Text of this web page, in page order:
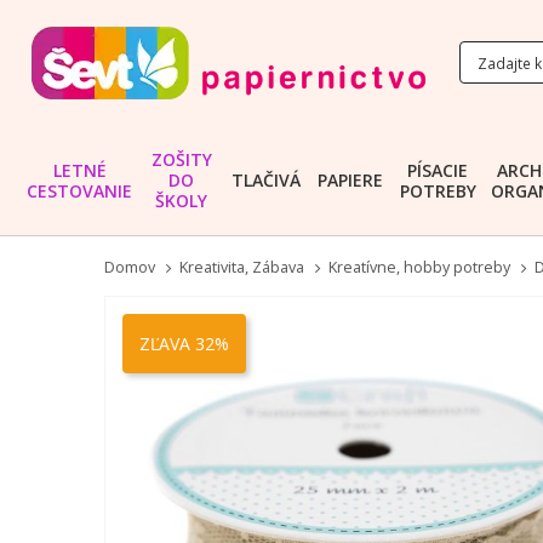
LETNÉ
CESTOVANIE
ZOŠITY
DO
ŠKOLY
TLAČIVÁ PAPIERE
PÍSACIE
POTREBY
Domov Kreativita, Zábava Kreatívne, hobby potreby
koniec
galérie
ZĽAVA 32%